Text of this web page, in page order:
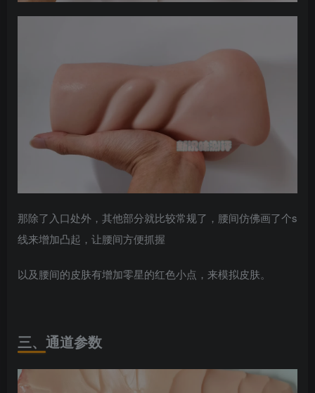
那除了入口处外，其他部分就比较常规了，腰间仿佛画了个s
线来增加凸起，让腰间方便抓握
以及腰间的皮肤有增加零星的红色小点，来模拟皮肤。
三、通道参数